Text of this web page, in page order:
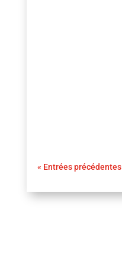
« Entrées précédentes